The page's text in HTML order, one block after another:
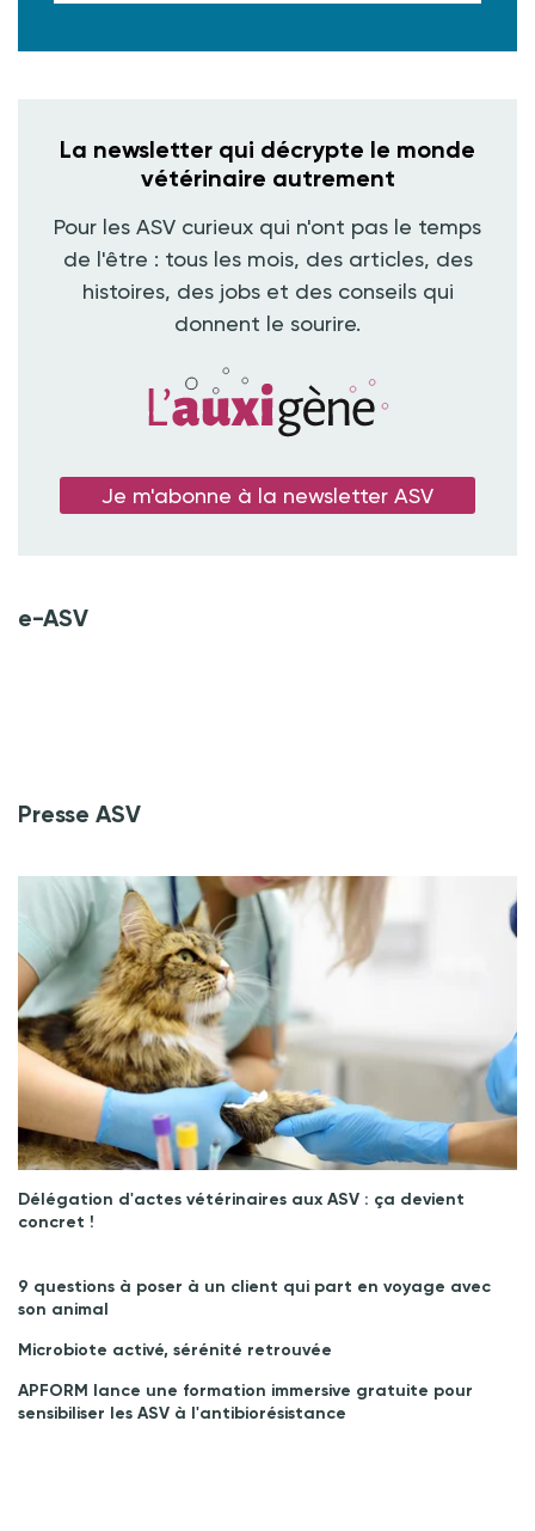
La newsletter qui décrypte le monde
vétérinaire autrement
Pour les ASV curieux qui n'ont pas le temps
de l'être : tous les mois, des articles, des
histoires, des jobs et des conseils qui
donnent le sourire.
Je m'abonne à la newsletter ASV
e-ASV
Presse ASV
Délégation d'actes vétérinaires aux ASV : ça devient
concret !
9 questions à poser à un client qui part en voyage avec
son animal
Microbiote activé, sérénité retrouvée
APFORM lance une formation immersive gratuite pour
sensibiliser les ASV à l'antibiorésistance